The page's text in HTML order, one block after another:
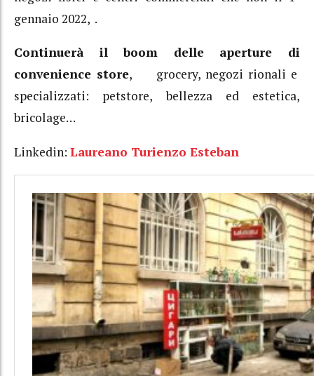
gennaio 2022, .
Continuerà il boom delle aperture di
convenience store, grocery, negozi rionali e
specializzati: petstore, bellezza ed estetica,
bricolage…
Linkedin: Laureano Turienzo Esteban